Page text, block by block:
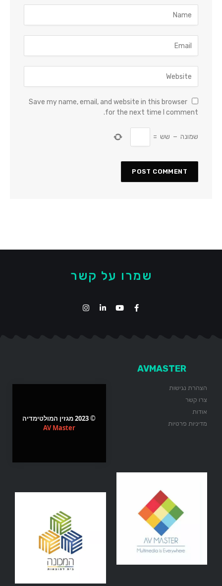
Save my name, email, and website in this browser
for the next time I comment.
שמונה − שש =
שמרו על קשר
AVMASTER
הצהרת נגישות
צרו קשר
אודות
מדיניות פרטיות
© 2023 מגזין המולטימדיה
AV Master